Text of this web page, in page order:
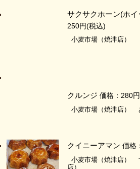
サクサクホーン(ホ
250円(税込)
小麦市場（焼津店）
クルンジ 価格：280円
小麦市場（焼津店）
クイニーアマン 価格
小麦市場（焼津店）
店）